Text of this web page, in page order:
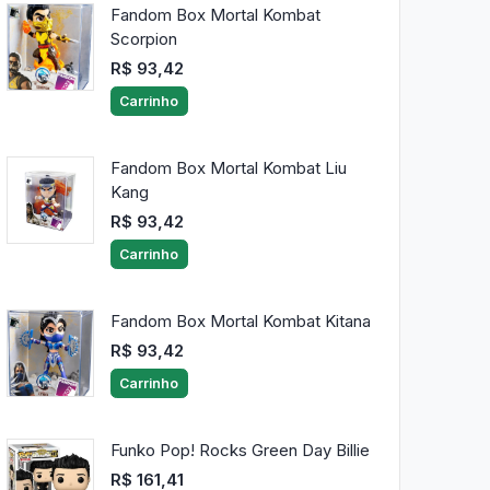
Fandom Box Mortal Kombat
Scorpion
R$ 93,42
Carrinho
Fandom Box Mortal Kombat Liu
Kang
R$ 93,42
Carrinho
Fandom Box Mortal Kombat Kitana
R$ 93,42
Carrinho
Funko Pop! Rocks Green Day Billie
R$ 161,41